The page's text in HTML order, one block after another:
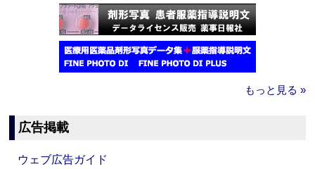
もっと見る »
広告掲載
ウェブ広告ガイド